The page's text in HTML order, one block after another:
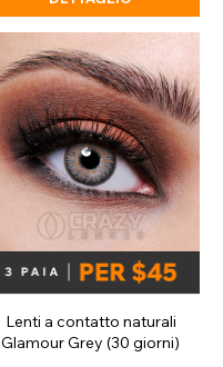
Lenti a contatto naturali
Glamour Grey (30 giorni)